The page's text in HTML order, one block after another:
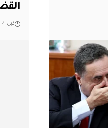
قبل 4 ساعات